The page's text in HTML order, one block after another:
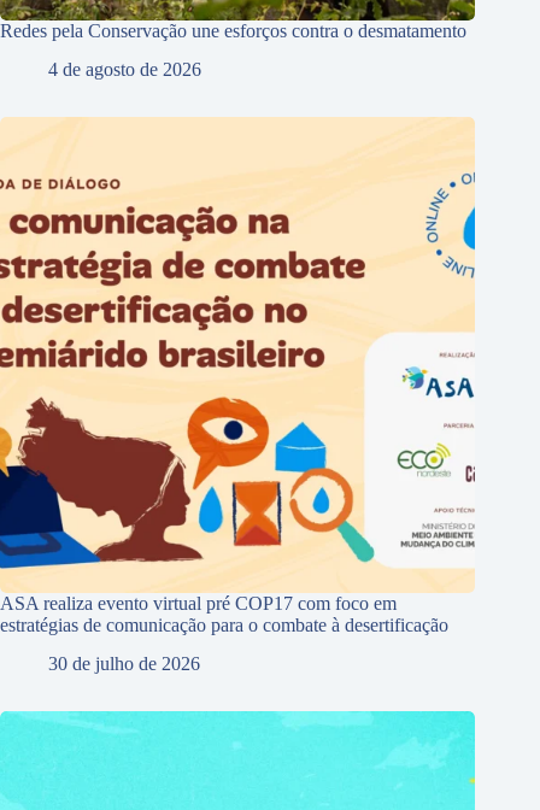
Redes pela Conservação une esforços contra o desmatamento
4 de agosto de 2026
ASA realiza evento virtual pré COP17 com foco em
estratégias de comunicação para o combate à desertificação
30 de julho de 2026